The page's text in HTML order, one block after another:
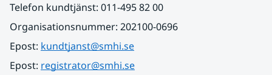
Telefon kundtjänst: 011-495 82 00
Organisationsnummer: 202100-0696
Epost: kundtjanst@smhi.se
Epost: registrator@smhi.se